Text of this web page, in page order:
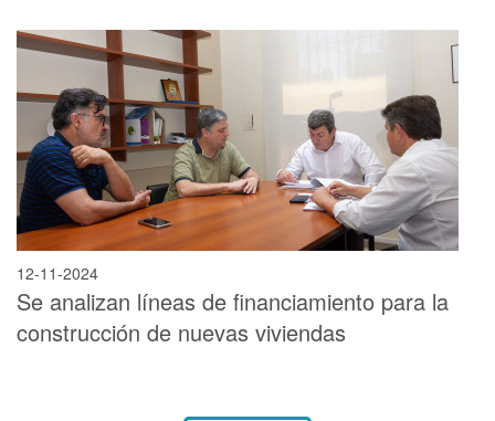
12-11-2024
Se analizan líneas de financiamiento para la
construcción de nuevas viviendas